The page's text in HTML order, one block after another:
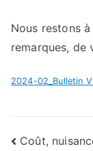
Nous restons
remarques,
2024-02_Bulletin
Coût,